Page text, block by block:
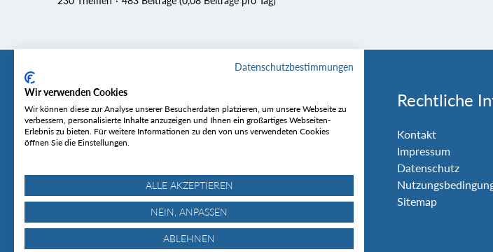
Tourentipp
Über uns
Wetter & Lawinenlage
Rechtliche
Kontakt
Impressum
Datenschutz
Sitemap
Datenschutzbestimmungen
Wir verwenden Cookies
Wir können diese zur Analyse unserer Besucherdaten platzieren, um unsere Webseite zu
verbessern, personalisierte Inhalte anzuzeigen und Ihnen ein großartiges Webseiten-
Erlebnis zu bieten. Für weitere Informationen zu den von uns verwendeten Cookies
öffnen Sie die Einstellungen.
ALLE AKZEPTIEREN
NEIN, ANPASSEN
ABLEHNEN